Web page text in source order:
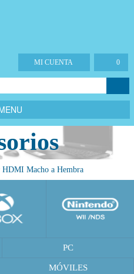
0
MI CUENTA
HDMI Macho a Hembra
PC
MÓVILES